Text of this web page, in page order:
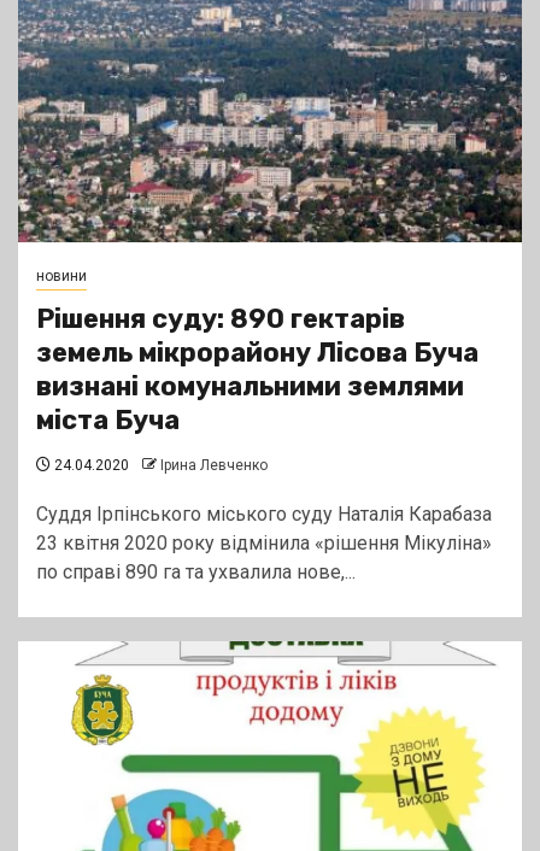
новини
Рішення суду: 890 гектарів
земель мікрорайону Лісова Буча
визнані комунальними землями
міста Буча
24.04.2020 Ірина Левченко
Суддя Ірпінського міського суду Наталія Карабаза
23 квітня 2020 року відмінила «рішення Мікуліна»
по справі 890 га та ухвалила нове,...